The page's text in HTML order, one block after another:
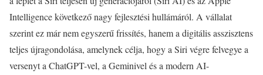
Intelligence következő nagy fejlesztési hullámáról. A vállalat
szerint ez már nem egyszerű frissítés, hanem a digitális asszisztens
teljes újragondolása, amelynek célja, hogy a Siri végre felvegye a
versenyt a ChatGPT-vel, a Geminivel és a modern AI-